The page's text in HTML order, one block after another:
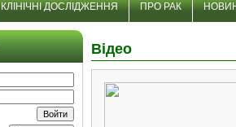
КЛІНІЧНІ ДОСЛІДЖЕННЯ ПРО РАК
Відео